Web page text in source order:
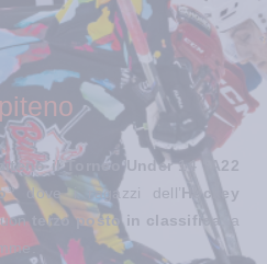
il Torneo Under 14 “A22
dove i ragazzi dell’Hockey
terzo posto in classifica
, a